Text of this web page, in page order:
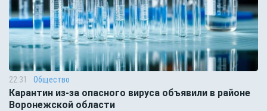
22:31 Общество
Карантин из-за опасного вируса объявили в районе
Воронежской области